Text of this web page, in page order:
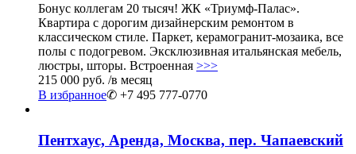
Бонус коллегам 20 тысяч! ЖК «Триумф-Палас».
Квартира с дорогим дизайнерским ремонтом в
классическом стиле. Паркет, керамогранит-мозаика, все
полы с подогревом. Эксклюзивная итальянская мебель,
люстры, шторы. Встроенная >>>
215 000 руб. /в месяц
В избранное✆ +7 495 777-0770
Пентхаус, Аренда, Москва, пер. Чапаевский